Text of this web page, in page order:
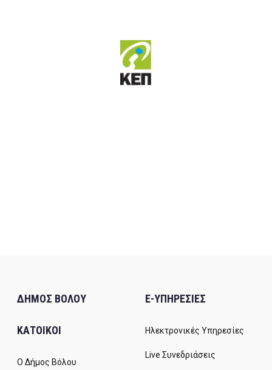
ΔΗΜΟΣ ΒΟΛΟΥ
ΚΑΤΟΙΚΟΙ
Ο Δήμος Βόλου
E-ΥΠΗΡΕΣΙΕΣ
Ηλεκτρονικές Υπηρεσίες
Live Συνεδριάσεις